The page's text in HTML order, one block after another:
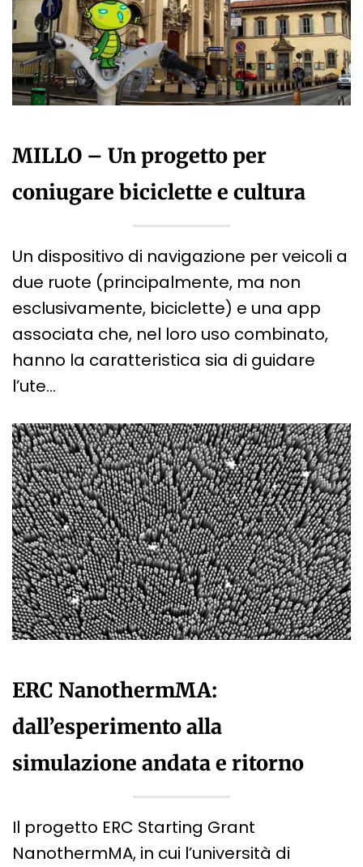
MILLO – Un progetto per
coniugare biciclette e cultura
Un dispositivo di navigazione per veicoli a
due ruote (principalmente, ma non
esclusivamente, biciclette) e una app
associata che, nel loro uso combinato,
hanno la caratteristica sia di guidare
l’ute…
ERC NanothermMA:
dall’esperimento alla
simulazione andata e ritorno
Il progetto ERC Starting Grant
NanothermMA, in cui l’università di